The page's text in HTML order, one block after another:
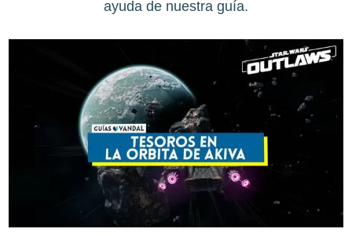
ayuda de nuestra guía.